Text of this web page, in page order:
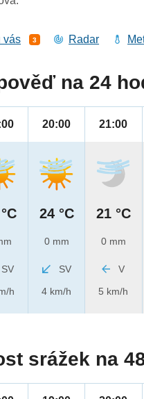
vás 3 Radar
na 24
SV
h
20:00
24 °C
0 mm
SV
4 km/h
21:00
21 °C
0 mm
V
5 km/h
srážek na